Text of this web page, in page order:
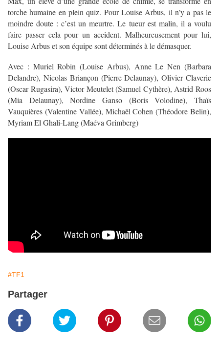
torche humaine en plein quiz. Pour Louise Arbus, il n’y a pas le
moindre doute : c’est un meurtre. Le tueur est malin, il a voulu
faire passer cela pour un accident. Malheureusement pour lui,
Louise Arbus et son équipe sont déterminés à le démasquer.
Avec : Muriel Robin (Louise Arbus), Anne Le Nen (Barbara
Delandre), Nicolas Briançon (Pierre Delaunay), Olivier Claverie
(Oscar Rugasira), Victor Meutelet (Samuel Cythère), Astrid Roos
(Mia Delaunay), Nordine Ganso (Boris Volodine), Thaïs
Vauquières (Valentine Vallée), Michaël Cohen (Théodore Belin),
Myriam El Ghali-Lang (Maéva Grimberg)
#TF1
Partager